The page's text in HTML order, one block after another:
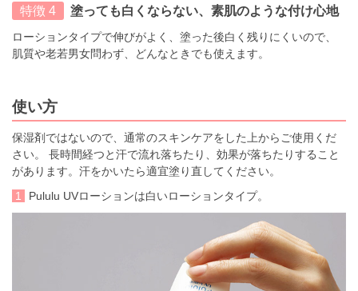
特徴 4 塗っても白くならない、素肌のような付け心地
ローションタイプで伸びがよく、塗った後白く残りにくいので、
肌質や老若男女問わず、どんなときでも使えます。
使い方
保湿剤ではないので、通常のスキンケアをした上からご使用くだ
さい。 長時間経つと汗で流れ落ちたり、効果が落ちたりすること
があります。汗をかいたら適宜塗り直してください。
1
Pululu UVローションは白いローションタイプ。